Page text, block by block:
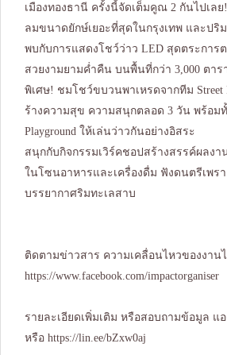
เมืองทองธานี ครั้งนี้จัดเต็มคูณ 2 กันไปเลย
ลมขนาดยักษ์เยอะที่สุดในกรุงเทพ และป
พบกับการแสดงโชว์ว่าว LED สุดตระการ
สวยงามยามค่ำคืน บนพื้นที่กว่า 3,000 ตาร
พิเศษ! ชมโชว์ขบวนพาเหรดจากทีม Street
ร้างความสุข ความสนุกตลอด 3 วัน พร้อม
Playground ให้เล่นว่าวกันอย่างอิสระ
สนุกกับกิจกรรมเวิร์คชอปสร้างสรรค์ผลง
ในโซนอาหารและเครื่องดื่ม ฟังดนตรีเพร
บรรยากาศริมทะเลสาบ
ติดตามข่าวสาร ความเคลื่อนไหวของงาน
https://www.facebook.com/impactorganiser
รายละเอียดเพิ่มเติม หรือสอบถามข้อมูล แอ
หรือ https://lin.ee/bZxw0aj